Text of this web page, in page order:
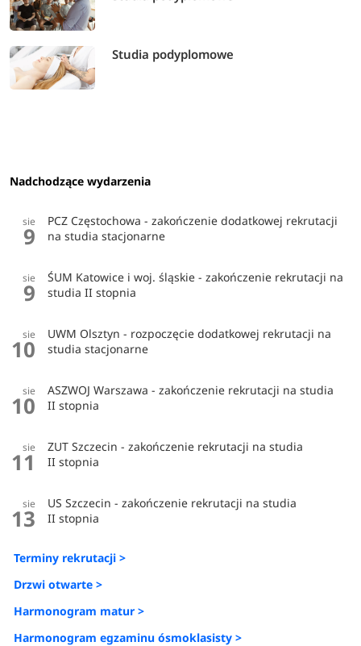
Studia podyplomowe
Nadchodzące wydarzenia
sie
9
PCZ Częstochowa - zakończenie dodatkowej rekrutacji
na studia stacjonarne
sie
9
ŚUM Katowice i woj. śląskie - zakończenie rekrutacji na
studia II stopnia
sie
10
UWM Olsztyn - rozpoczęcie dodatkowej rekrutacji na
studia stacjonarne
sie
10
ASZWOJ Warszawa - zakończenie rekrutacji na studia
II stopnia
sie
11
ZUT Szczecin - zakończenie rekrutacji na studia
II stopnia
sie
13
US Szczecin - zakończenie rekrutacji na studia
II stopnia
Terminy rekrutacji >
Drzwi otwarte >
Harmonogram matur >
Harmonogram egzaminu ósmoklasisty >